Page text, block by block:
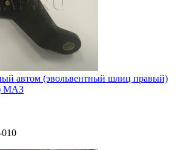
автом (эвольвентный шлиц правый)
МАЗ